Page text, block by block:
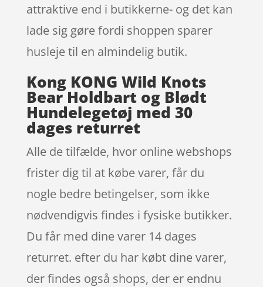
attraktive end i butikkerne- og det kan
lade sig gøre fordi shoppen sparer
husleje til en almindelig butik.
Kong KONG Wild Knots
Bear Holdbart og Blødt
Hundelegetøj med 30
dages returret
Alle de tilfælde, hvor online webshops
frister dig til at købe varer, får du
nogle bedre betingelser, som ikke
nødvendigvis findes i fysiske butikker.
Du får med dine varer 14 dages
returret. efter du har købt dine varer,
der findes også shops, der er endnu